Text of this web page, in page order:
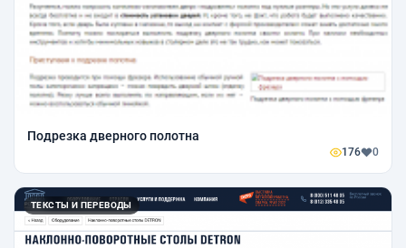
Подрезка дверного полотна
176 0
ТЕКСТЫ И ПЕРЕВОДЫ